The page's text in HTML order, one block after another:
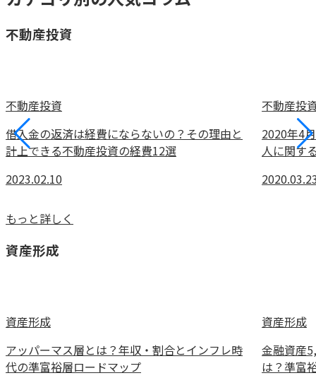
不動産投資
不動産投資
借入金の返済は経費にならないの？その理由と
計上できる不動産投資の経費12選
2023.02.10
不動産投
2020年4
人に関す
もっと詳しく
資産形成
資産形成
アッパーマス層とは？年収・割合とインフレ時
代の準富裕層ロードマップ
資産形成
金融資産
は？準富